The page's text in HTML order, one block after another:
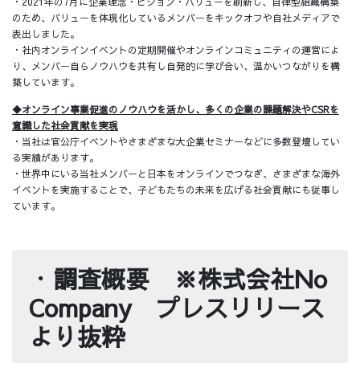
のため、バリューを体現化しているメンバーをキックオフや自社メディアで
表出しました。
・社内オンラインイベントの定期開催やオンラインコミュニティの運営によ
り、メンバー自らノウハウを共有し自発的に学び合い、温かいつながりを構
築しています。
◆オンライン事業促進のノウハウを活かし、多くの企業の課題解決やCSRを
意識した社会貢献を実現
・当社は官公庁イベントやさまざまな大企業セミナーなどに多数登壇してい
る実績があります。
・世界中にいる当社メンバーと日本をオンラインでつなぎ、さまざまな海外
イベントを実施することで、子どもたちの未来を広げる社会貢献にも従事し
ています。
・ 調査概要 ※株式会社No
Company プレスリリース
より抜粋